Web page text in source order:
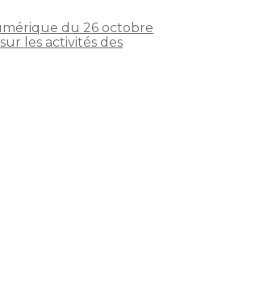
du 26 octobre
les activités des